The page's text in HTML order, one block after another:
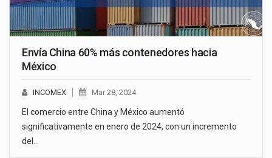
Envía China 60% más contenedores hacia
México
INCOMEX Mar 28, 2024
El comercio entre China y México aumentó
significativamente en enero de 2024, con un incremento
del…